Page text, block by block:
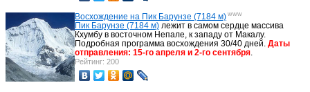
Восхождение на Пик Барунзе (7184 м) www
Пик Барунзе (7184 м) лежит в самом сердце массива
Кхумбу в восточном Непале, к западу от Макалу.
Подробная программа восхождения 30/40 дней. Даты
отправления: 15-го апреля и 2-гo сентября
Рейтинг: 200